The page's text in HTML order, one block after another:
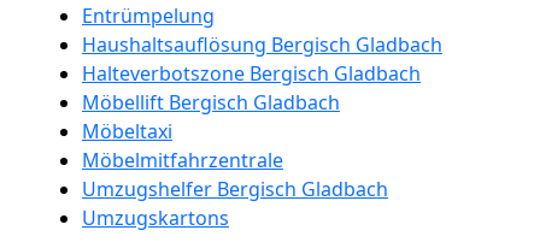
Entrümpelung
Haushaltsauflösung Bergisch Gladbach
Halteverbotszone Bergisch Gladbach
Möbellift Bergisch Gladbach
Möbeltaxi
Möbelmitfahrzentrale
Umzugshelfer Bergisch Gladbach
Umzugskartons